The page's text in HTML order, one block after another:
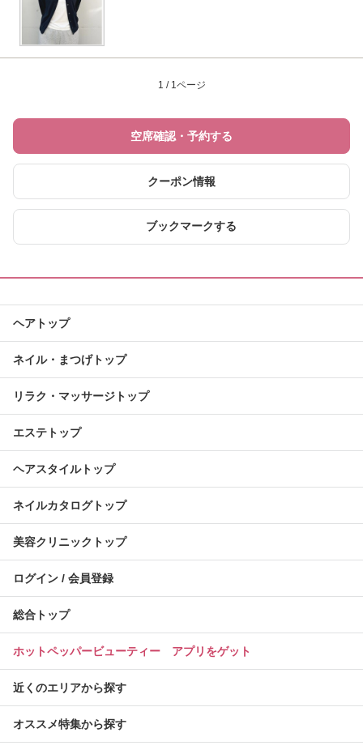
1 / 1ページ
空席確認・予約する
クーポン情報
ブックマークする
ヘアトップ
ネイル・まつげトップ
リラク・マッサージトップ
エステトップ
ヘアスタイルトップ
ネイルカタログトップ
美容クリニックトップ
ログイン / 会員登録
総合トップ
ホットペッパービューティー アプリをゲット
近くのエリアから探す
オススメ特集から探す